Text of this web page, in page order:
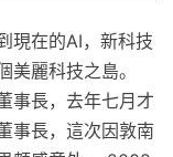
現在的AI，新科技
麗科技之島。
事長，去年七月才
事長，這次因敦南